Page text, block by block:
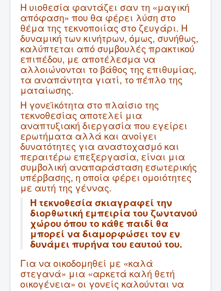
Η υιοθεσία φαντάζει σαν τη «μαγική
απόφαση» που θα φέρει λύση στο
θέμα της τεκνοποιίας στο ζευγάρι. Η
δυναμική των κινήτρων, όμως, συνήθως,
καλύπτεται από συμβουλές πρακτικού
επιπέδου, με αποτέλεσμα να
αλλοιώνονται το βάθος της επιθυμίας,
τα αναπάντητα γιατί, το πέπλο της
ματαίωσης.
Η γονεϊκότητα στο πλαίσιο της
τεκνοθεσίας αποτελεί μια
αναπτυξιακή διεργασία που εγείρει
ερωτήματα αλλά και ανοίγει
δυνατότητες για αναστοχασμό και
περαιτέρω επεξεργασία, είναι μια
συμβολική αναπαράσταση εσωτερικής
υπέρβασης, η οποία φέρει ομοιότητες
με αυτή της γέννας.
Η τεκνοθεσία σκιαγραφεί την
διορθωτική εμπειρία του ζωντανού
χώρου όπου το κάθε παιδί θα
μπορεί να διαμορφώσει τον εν
δυνάμει πυρήνα του εαυτού του.
Για να οικοδομηθεί με «καλά
στεγανά» μια «αρκετά καλή θετή
οικογένεια» οι γονείς καλούνται να